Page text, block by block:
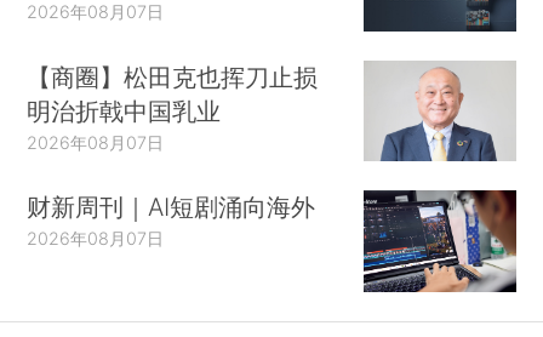
2026年08月07日
【商圈】松田克也挥刀止损
明治折戟中国乳业
2026年08月07日
财新周刊｜AI短剧涌向海外
2026年08月07日